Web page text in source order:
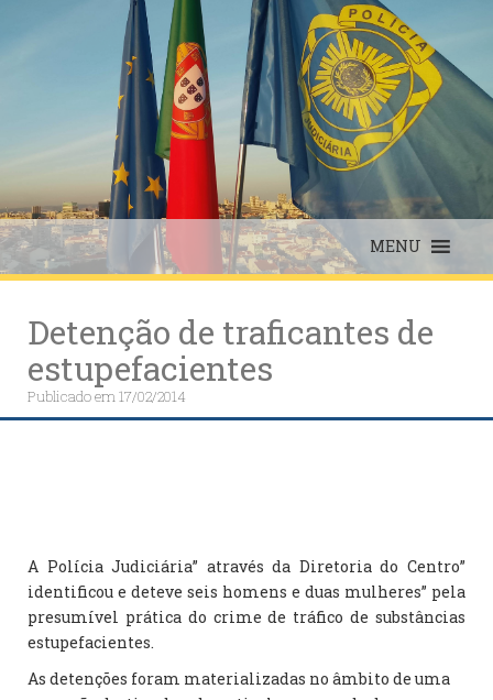
MENU
Detenção de traficantes de
estupefacientes
Publicado em17/02/2014
A Polícia Judiciária” através da Diretoria do Centro”
identificou e deteve seis homens e duas mulheres” pela
presumível prática do crime de tráfico de substâncias
estupefacientes.
As detenções foram materializadas no âmbito de uma